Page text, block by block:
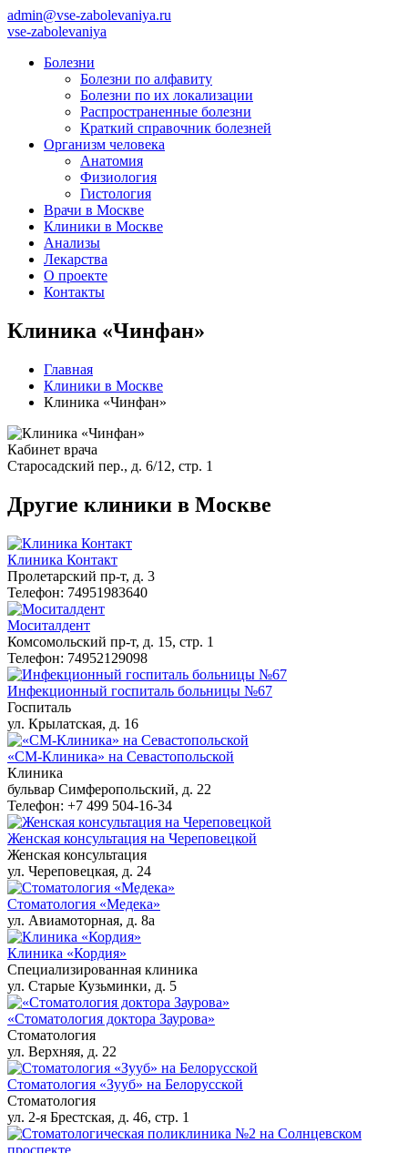
admin@vse-zabolevaniya.ru
vse-zabolevaniya
Болезни
Болезни по алфавиту
Болезни по их локализации
Распространенные болезни
Краткий справочник болезней
Организм человека
Анатомия
Физиология
Гистология
Врачи в Москве
Клиники в Москве
Анализы
Лекарства
О проекте
Контакты
Клиника «Чинфан»
Главная
Клиники в Москве
Клиника «Чинфан»
Кабинет врача
Старосадский пер., д. 6/12, стр. 1
Другие клиники в Москве
Клиника Контакт
Пролетарский пр-т, д. 3
Телефон: 74951983640
Моситалдент
Комсомольский пр-т, д. 15, стр. 1
Телефон: 74952129098
Инфекционный госпиталь больницы №67
Госпиталь
ул. Крылатская, д. 16
«СМ-Клиника» на Севастопольской
Клиника
бульвар Симферопольский, д. 22
Телефон: +7 499 504-16-34
Женская консультация на Череповецкой
Женская консультация
ул. Череповецкая, д. 24
Стоматология «Медека»
ул. Авиамоторная, д. 8а
Клиника «Кордия»
Специализированная клиника
ул. Старые Кузьминки, д. 5
«Стоматология доктора Заурова»
Стоматология
ул. Верхняя, д. 22
Стоматология «Зууб» на Белорусской
Стоматология
ул. 2-я Брестская, д. 46, стр. 1